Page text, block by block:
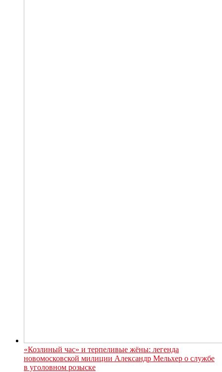
«Козлиный час» и терпеливые жёны: легенда
новомосковской милиции Александр Мельхер о службе
в уголовном розыске